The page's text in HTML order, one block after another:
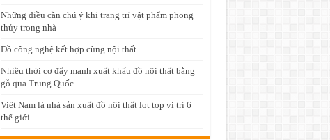
Những điều cần chú ý khi trang trí vật phẩm phong
thủy trong nhà
Đồ công nghệ kết hợp cùng nội thất
Nhiều thời cơ đẩy mạnh xuất khẩu đồ nội thất bằng
gỗ qua Trung Quốc
Việt Nam là nhà sản xuất đồ nội thất lọt top vị trí 6
thế giới